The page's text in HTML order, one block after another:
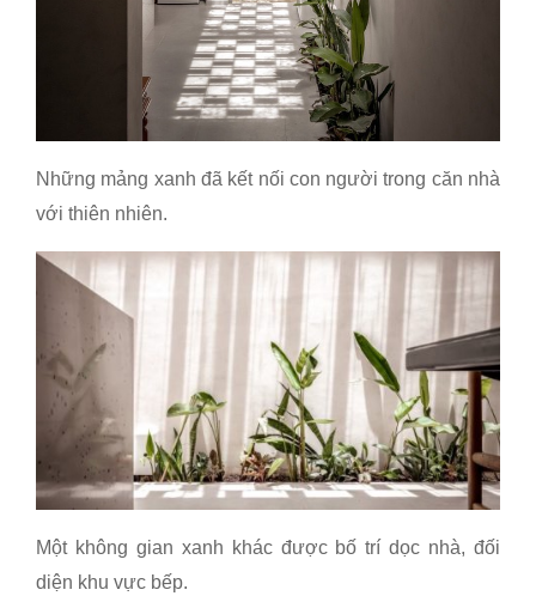
Những mảng xanh đã kết nối con người trong căn nhà
với thiên nhiên.
Một không gian xanh khác được bố trí dọc nhà, đối
diện khu vực bếp.